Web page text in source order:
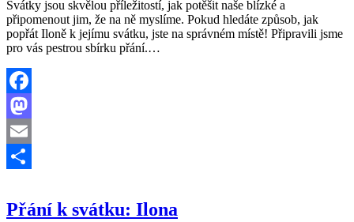
Svátky jsou skvělou příležitostí, jak potěšit naše blízké a
připomenout jim, že na ně myslíme. Pokud hledáte způsob, jak
popřát Iloně k jejímu svátku, jste na správném místě! Připravili jsme
pro vás pestrou sbírku přání.…
Facebook
Mastodon
Email
Přání k svátku: Ilona